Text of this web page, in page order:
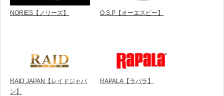
NORIES【ノリーズ】 O.S.P【オーエスピー】
RAID JAPAN【レイドジャパ
ン】
RAPALA【ラパラ】